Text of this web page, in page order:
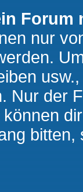
Forum
nur
Nur der